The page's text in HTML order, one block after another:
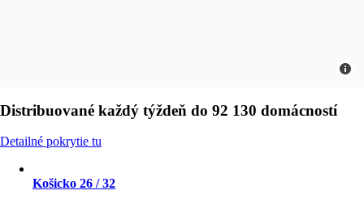
Distribuované každý týždeň do 92 130 domácností
Detailné pokrytie tu
Košicko 26 / 32